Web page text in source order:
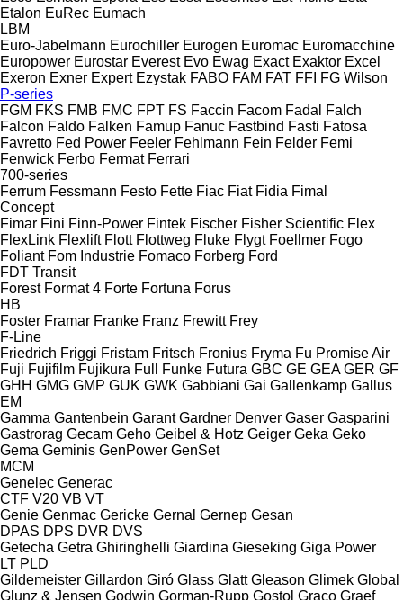
Etalon EuRec Eumach
LBM
Euro-Jabelmann Eurochiller Eurogen Euromac Euromacchine
Europower Eurostar Everest Evo Ewag Exact Exaktor Excel
Exeron Exner Expert Ezystak FABO FAM FAT FFI FG Wilson
P-series
FGM FKS FMB FMC FPT FS Faccin Facom Fadal
Falch
Falcon Faldo Falken Famup Fanuc Fastbind Fasti Fatosa
Favretto Fed Power Feeler Fehlmann Fein Felder Femi
Fenwick Ferbo Fermat Ferrari
700-series
Ferrum Fessmann Festo Fette Fiac Fiat Fidia Fimal
Concept
Fimar Fini Finn-Power Fintek Fischer Fisher Scientific Flex
FlexLink Flexlift Flott Flottweg Fluke Flygt Foellmer Fogo
Foliant Fom Industrie Fomaco Forberg Ford
FDT Transit
Forest Format 4 Forte Fortuna Forus
HB
Foster Framar Franke Franz Frewitt Frey
F-Line
Friedrich Friggi Fristam Fritsch Fronius Fryma Fu Promise Air
Fuji Fujifilm Fujikura Full Funke Futura GBC GE GEA GER GF
GHH GMG GMP GUK GWK Gabbiani Gai Gallenkamp Gallus
EM
Gamma Gantenbein Garant Gardner Denver Gaser Gasparini
Gastrorag Gecam Geho Geibel & Hotz Geiger Geka Geko
Gema Geminis GenPower GenSet
MCM
Genelec Generac
CTF V20 VB VT
Genie Genmac Gericke Gernal Gernep Gesan
DPAS DPS DVR DVS
Getecha Getra Ghiringhelli Giardina Gieseking Giga Power
LT PLD
Gildemeister Gillardon Giró Glass Glatt Gleason Glimek Global
Glunz & Jensen Godwin Gorman-Rupp Gostol Graco Graef